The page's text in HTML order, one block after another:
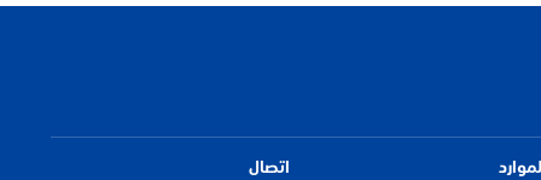
اتصال